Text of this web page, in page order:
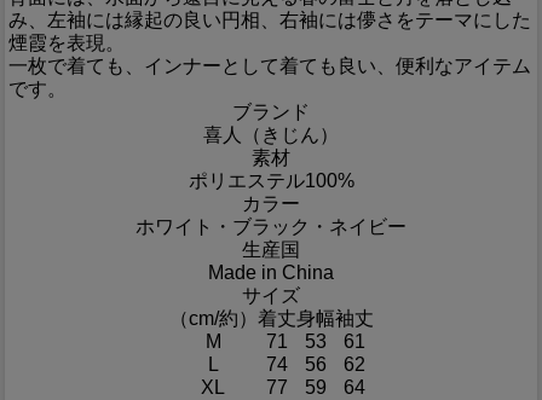
み、左袖には縁起の良い円相、右袖には儚さをテーマにした
煙霞を表現。
一枚で着ても、インナーとして着ても良い、便利なアイテム
です。
ブランド
喜人（きじん）
素材
ポリエステル100%
カラー
ホワイト・ブラック・ネイビー
生産国
Made in China
サイズ
（cm/約） 着丈身幅袖丈
M
71 53
61
L
74 56
62
XL
77 59 64